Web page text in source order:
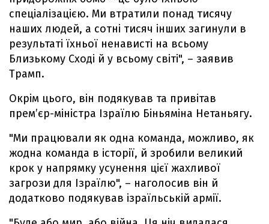
спеціалізацією. Ми втратили понад тисячу
наших людей, а сотні тисяч інших загинули в
результаті їхньої ненависті на всьому
Близькому Сході й у всьому світі", – заявив
Трамп.
Окрім цього, він подякував та привітав
прем’єр-міністра Ізраїлю Біньяміна Нетаньягу.
"Ми працювали як одна команда, можливо, як
жодна команда в історії, й зробили великий
крок у напрямку усунення цієї жахливої
загрози для Ізраїлю", – наголосив він й
додатково подякував ізраїльській армії.